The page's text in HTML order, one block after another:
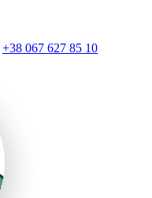
+38 067 627 85 10